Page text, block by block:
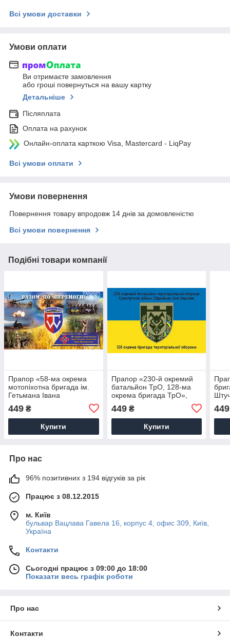
Всі умови доставки
Умови оплати
Ви отримаєте замовлення
або гроші повернуться на вашу картку
Детальніше
Післяплата
Оплата на рахунок
Онлайн-оплата карткою Visa, Mastercard - LiqPay
Всі умови оплати
Умови повернення
Повернення товару впродовж 14 днів за домовленістю
Всі умови повернення
Подібні товари компанії
Прапор «58-ма окрема
мотопіхотна бригада ім.
Гетьмана Івана
шовк, 1200х700 мм
449 ₴
Купити
Прапор «230-й окремий
батальйон ТрО, 128-ма
окрема бригада ТрО»,
Штучний шовк, 1200х700
мм
449₴
Купити
449
Про нас
96% позитивних з 194 відгуків за рік
Працює з 08.12.2015
м. Київ
бульвар Вацлава Гавела 16, корпус 4, офис 309, Київ,
Україна
Контакти
Сьогодні працює з 09:00 до 18:00
Показати весь графік роботи
Про нас
Контакти